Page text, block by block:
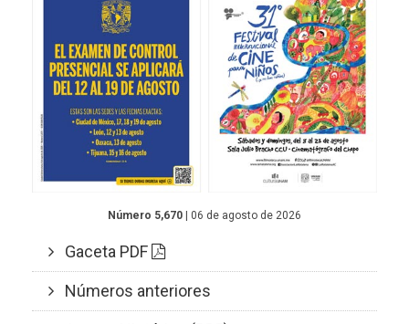
Número 5,670 | 06 de agosto de 2026
Gaceta PDF
Números anteriores